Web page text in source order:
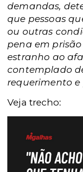
demandas,
que pessoas
ou outras
pena em
estranho ao
contemplado
requerimento e
Veja trecho: